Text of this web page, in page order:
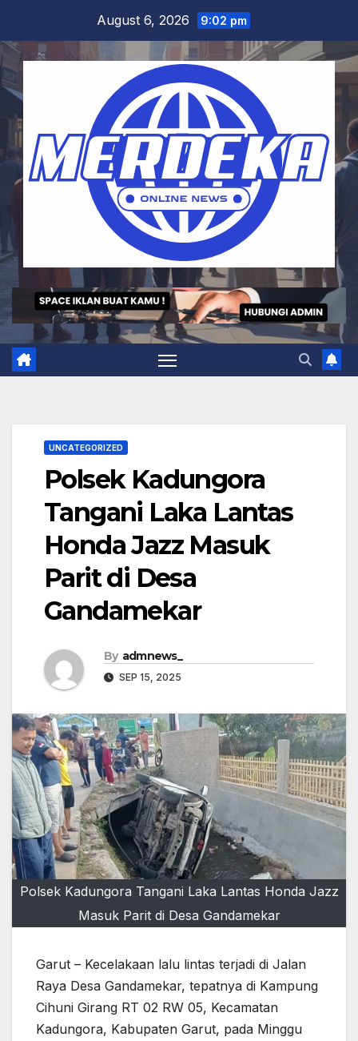
content
August 6, 2026 9:02 pm
UNCATEGORIZED
Polsek Kadungora
Tangani Laka Lantas
Honda Jazz Masuk
Parit di Desa
Gandamekar
By admnews_
SEP 15, 2025
Polsek Kadungora Tangani Laka Lantas Honda Jazz
Masuk Parit di Desa Gandamekar
Garut – Kecelakaan lalu lintas terjadi di Jalan
Raya Desa Gandamekar, tepatnya di Kampung
Cihuni Girang RT 02 RW 05, Kecamatan
Kadungora, Kabupaten Garut, pada Minggu